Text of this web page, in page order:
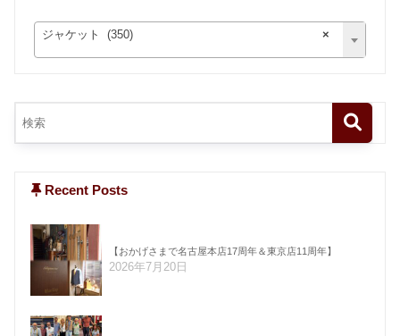
×
ジャケット (350)
Recent Posts
【おかげさまで名古屋本店17周年＆東京店11周年】
2026年7月20日